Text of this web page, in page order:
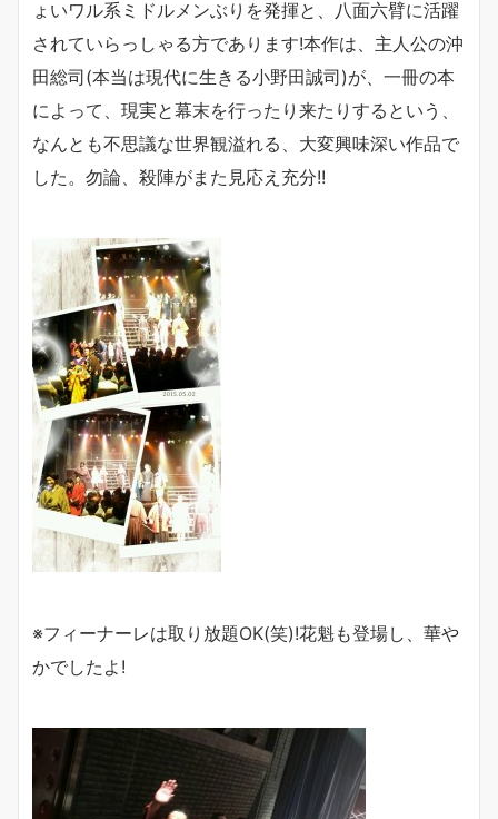
ょいワル系ミドルメンぶりを発揮と、八面六臂に活躍
されていらっしゃる方であります!本作は、主人公の沖
田総司(本当は現代に生きる小野田誠司)が、一冊の本
によって、現実と幕末を行ったり来たりするという、
なんとも不思議な世界観溢れる、大変興味深い作品で
した。勿論、殺陣がまた見応え充分!!
※フィーナーレは取り放題OK(笑)!花魁も登場し、華や
かでしたよ!